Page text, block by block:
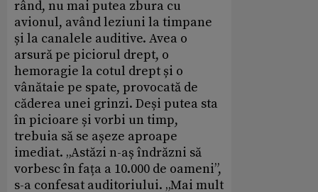
rând, nu mai putea zbura cu
avionul, având leziuni la timpane
și la canalele auditive. Avea o
arsură pe piciorul drept, o
hemoragie la cotul drept și o
vânătaie pe spate, provocată de
căderea unei grinzi. Deși putea sta
în picioare și vorbi un timp,
trebuia să se așeze aproape
imediat. „Astăzi n-aș îndrăzni să
vorbesc în fața a 10.000 de oameni”,
s-a confesat auditoriului. „Mai mult